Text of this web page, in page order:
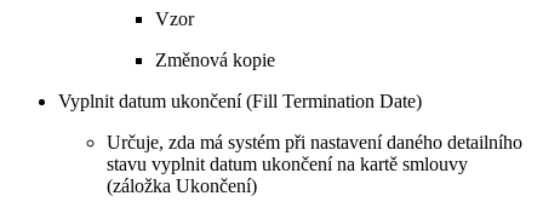
Vzor
Změnová kopie
Vyplnit datum ukončení (Fill Termination Date)
Určuje, zda má systém při nastavení daného detailního
stavu vyplnit datum ukončení na kartě smlouvy
(záložka Ukončení)